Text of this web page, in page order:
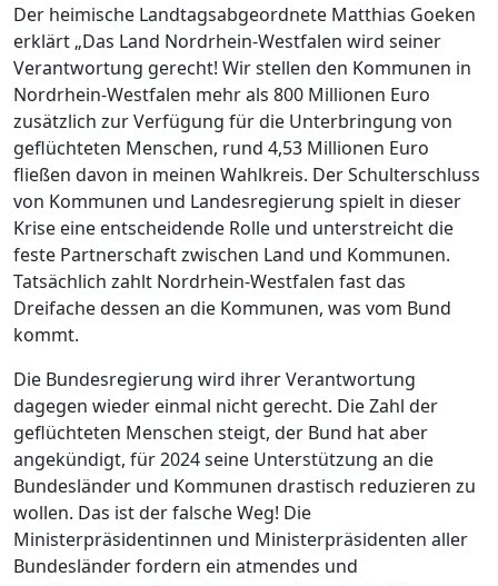
Der heimische Landtagsabgeordnete Matthias Goeken
erklärt „Das Land Nordrhein-Westfalen wird seiner
Verantwortung gerecht! Wir stellen den Kommunen in
Nordrhein-Westfalen mehr als 800 Millionen Euro
zusätzlich zur Verfügung für die Unterbringung von
geflüchteten Menschen, rund 4,53 Millionen Euro
fließen davon in meinen Wahlkreis. Der Schulterschluss
von Kommunen und Landesregierung spielt in dieser
Krise eine entscheidende Rolle und unterstreicht die
feste Partnerschaft zwischen Land und Kommunen.
Tatsächlich zahlt Nordrhein-Westfalen fast das
Dreifache dessen an die Kommunen, was vom Bund
kommt.
Die Bundesregierung wird ihrer Verantwortung
dagegen wieder einmal nicht gerecht. Die Zahl der
geflüchteten Menschen steigt, der Bund hat aber
angekündigt, für 2024 seine Unterstützung an die
Bundesländer und Kommunen drastisch reduzieren zu
wollen. Das ist der falsche Weg! Die
Ministerpräsidentinnen und Ministerpräsidenten aller
Bundesländer fordern ein atmendes und